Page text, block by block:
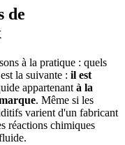
de
à la pratique : quels
la suivante : il est
appartenant à la
. Même si les
varient d'un fabricant
réactions chimiques